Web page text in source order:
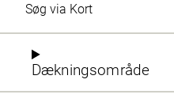
Søg via Kort
Dækningsområde